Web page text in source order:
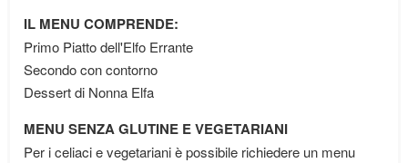
IL MENU COMPRENDE:
Primo Piatto dell'Elfo Errante
Secondo con contorno
Dessert di Nonna Elfa
MENU SENZA GLUTINE E VEGETARIANI
Per i celiaci e vegetariani è possibile richiedere un menu